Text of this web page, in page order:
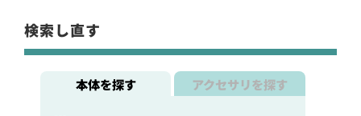
検索し直す
本体を探す アクセサリを探す